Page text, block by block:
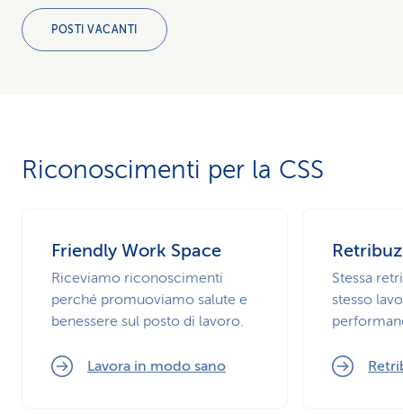
POSTI VACANTI
Riconoscimenti per la CSS
Friendly Work Space
Riceviamo riconoscimenti
perché promuoviamo salute e
benessere sul posto di lavoro.
Lavora in modo sano
Stessa
stesso